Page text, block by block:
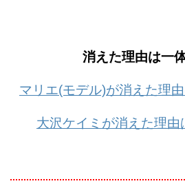
消えた理由は一
マリエ(モデル)が消えた理
大沢ケイミが消えた理由